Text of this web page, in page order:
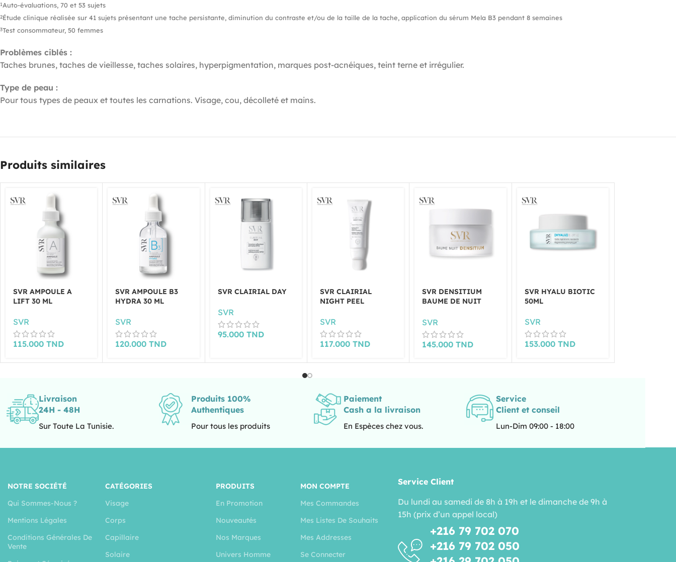
1Auto-évaluations, 70 et 53 sujets​
2Étude clinique réalisée sur 41 sujets présentant une tache persistante, diminution du contraste et/ou de la taille de la tache, application du sérum Mela B3 pendant 8 semaines
3Test consommateur, 50 femmes
Problèmes ciblés :
Taches brunes, taches de vieillesse, taches solaires, hyperpigmentation, marques post-acnéiques, teint terne et irrégulier.
Type de peau :
Pour tous types de peaux et toutes les carnations. Visage, cou, décolleté et mains.
Produits similaires
SVR AMPOULE A
LIFT 30 ML
SVR
115.000 TND
SVR AMPOULE B3
HYDRA 30 ML
SVR
120.000TND
SVR CLAIRIAL DAY
SVR
95.000 TND
SVR CLAIRIAL
NIGHT PEEL
SVR
117.000 TND
SVR DENSITIUM
BAUME DE NUIT
SVR
145.000TND
SVR HYALU BIOTIC
50ML
SVR
153.000 TND
Livraison
24H - 48H
Sur Toute La Tunisie.
Produits 100%
Authentiques
Pour tous les produits
Paiement
Cash a la livraison
En Espèces chez vous.
Service
Client et conseil
Lun-Dim 09:00 - 18:00
NOTRE SOCIÉTÉ
Qui Sommes-Nous ?
Mentions Légales
Conditions Générales De
Vente
CATÉGORIES
Visage
Corps
Capillaire
Solaire
PRODUITS
En Promotion
Nouveautés
Nos Marques
Univers Homme
MON COMPTE
Mes Commandes
Mes Listes De Souhaits
Mes Addresses
Se Connecter
Service Client
Du lundi au samedi de 8h à 19h et le dimanche de 9h à
15h (prix d’un appel local)
+216 79 702 070
+216 79 702 050